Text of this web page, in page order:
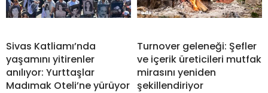
Sivas Katliamı’nda
yaşamını yitirenler
anılıyor: Yurttaşlar
Madımak Oteli’ne yürüyor
Turnover geleneği: Şefler
ve içerik üreticileri mutfak
mirasını yeniden
şekillendiriyor